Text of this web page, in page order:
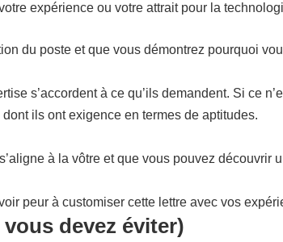
expérience ou votre attrait pour la
du poste et que vous démontrez pourquoi
s’accordent à ce qu’ils demandent. Si ce
ils ont exigence en termes de aptitudes.
à la vôtre et que vous pouvez découvrir
peur à customiser cette lettre avec vos
devez éviter)